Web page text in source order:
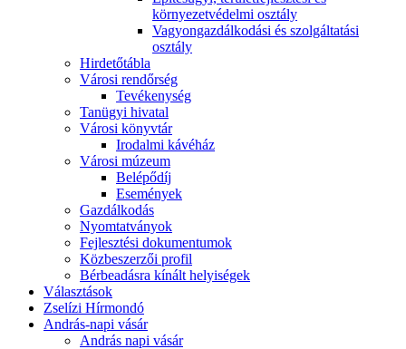
környezetvédelmi osztály
Vagyongazdálkodási és szolgáltatási
osztály
Hirdetőtábla
Városi rendőrség
Tevékenység
Tanügyi hivatal
Városi könyvtár
Irodalmi kávéház
Városi múzeum
Belépődíj
Események
Gazdálkodás
Nyomtatványok
Fejlesztési dokumentumok
Közbeszerzői profil
Bérbeadásra kínált helyiségek
Választások
Zselízi Hírmondó
András-napi vásár
András napi vásár